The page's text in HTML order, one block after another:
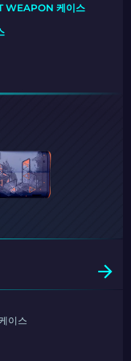
WEAPON 케이스
이스